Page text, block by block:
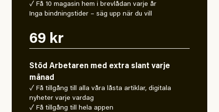
✓ Få 10 magasin hem i brevlådan varje år
Inga bindningstider – säg upp när du vill
69 kr
Stöd Arbetaren med extra slant varje
månad
✓ Få tillgång till alla våra låsta artiklar, digitala
nyheter varje vardag
✓ Få tillgång till hela appen